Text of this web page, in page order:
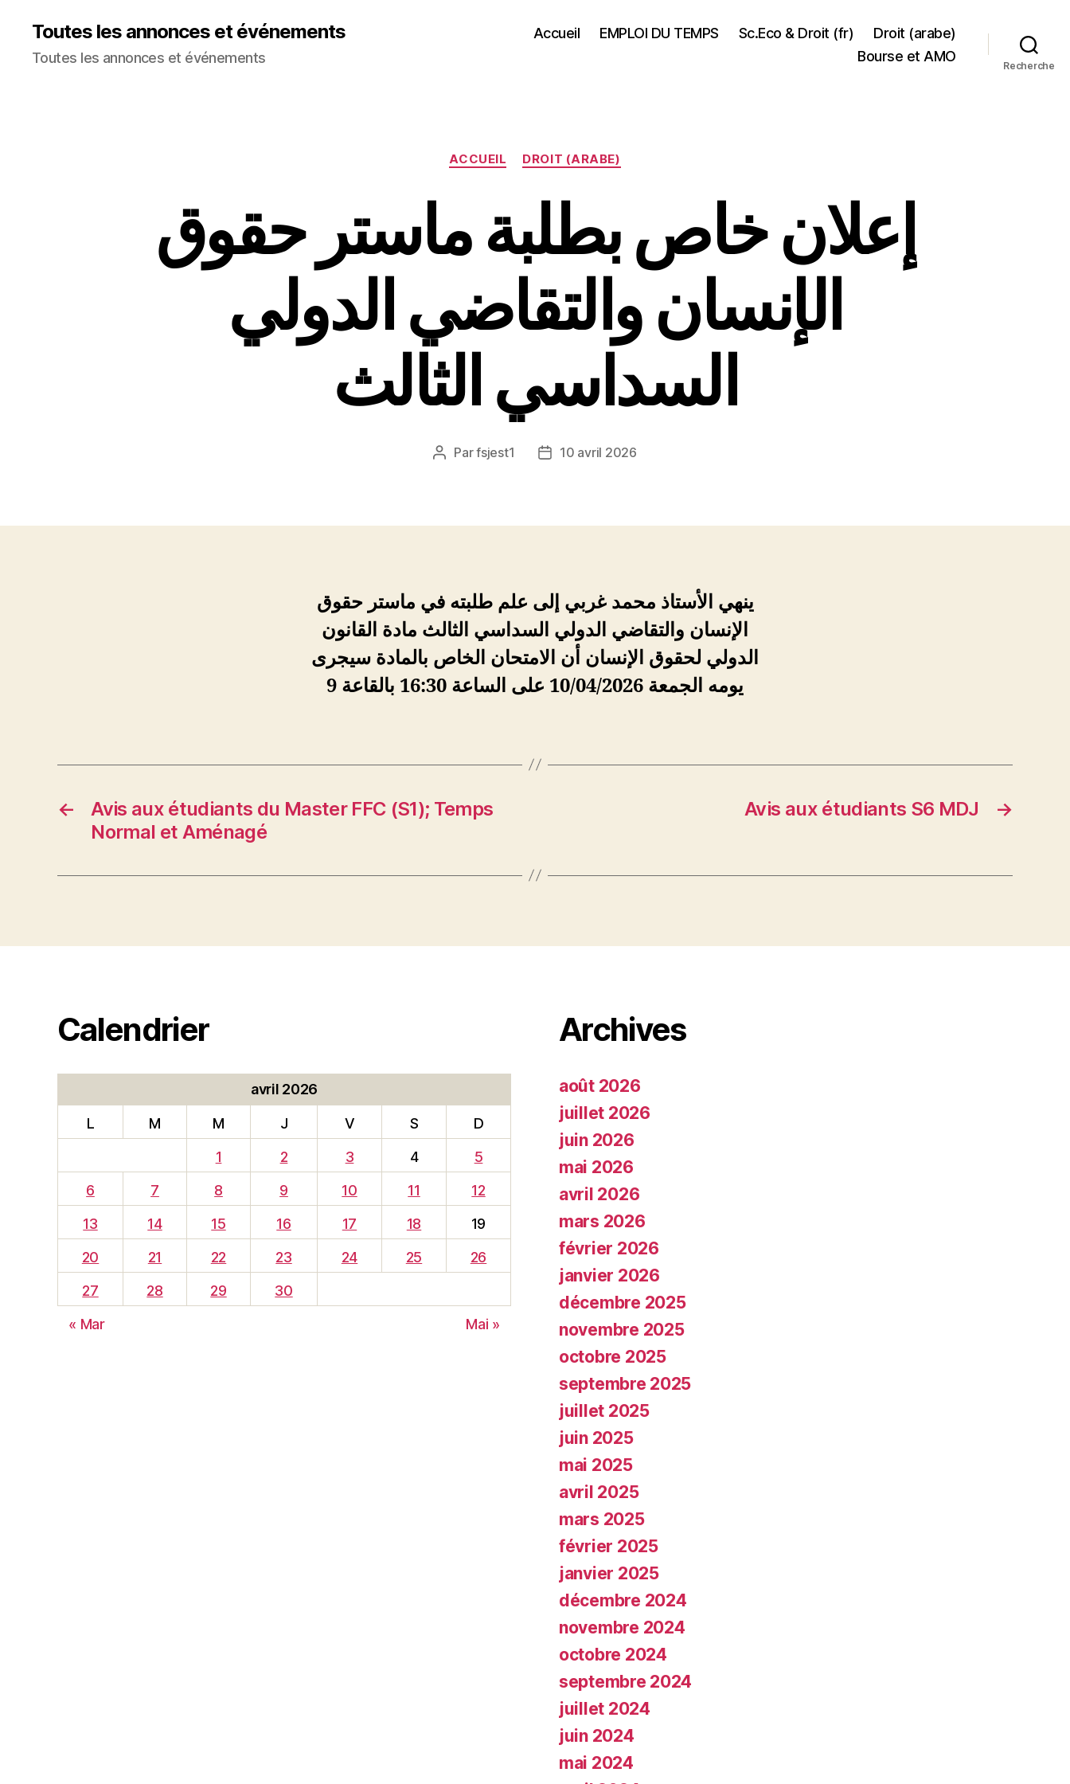
Toutes les annonces et événements
Toutes les annonces et événements
Accueil EMPLOI DU TEMPS Sc.Eco & Droit (fr)
Droit (arabe)
Bourse et AMO
Recherche
Catégories
ACCUEIL DROIT (ARABE)
إعلان خاص بطلبة ماستر حقوق
الإنسان والتقاضي الدولي
السداسي الثالث
Auteur
Parfsjest1
Date10 avril 2026
ينهي الأستاذ محمد غربي إلى علم طلبته في ماستر حقوق
الإنسان والتقاضي الدولي السداسي الثالث مادة القانون
الدولي لحقوق الإنسان أن الامتحان الخاص بالمادة سيجرى
يومه الجمعة 10/04/2026 على الساعة 16:30 بالقاعة 9
←
Avis aux étudiants du Master FFC (S1); Temps
Normal et Aménagé
→
Avis aux étudiants S6 MDJ
Calendrier
avril 2026
L M M J V S
D
1
2 3 4
5
6
7 8 9 10 11
12
13
14 15 16 17 18
19
20
21 22 23 24 25
26
27
28 29
30
« Mar
Mai »
Archives
août 2026
juillet 2026
juin 2026
mai 2026
avril 2026
mars 2026
février 2026
janvier 2026
décembre 2025
novembre 2025
octobre 2025
septembre 2025
juillet 2025
juin 2025
mai 2025
avril 2025
mars 2025
février 2025
janvier 2025
décembre 2024
novembre 2024
octobre 2024
septembre 2024
juillet 2024
juin 2024
mai 2024